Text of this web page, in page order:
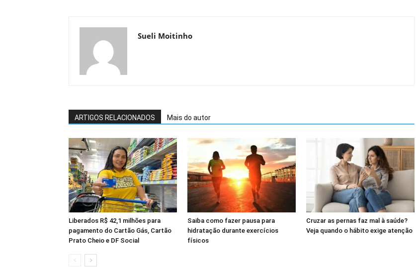
Sueli Moitinho
ARTIGOS RELACIONADOS Mais do autor
Liberados R$ 42,1 milhões para
pagamento do Cartão Gás, Cartão
Prato Cheio e DF Social
Saiba como fazer pausa para
hidratação durante exercícios
físicos
Cruzar as pernas faz mal à saúde?
Veja quando o hábito exige atenção